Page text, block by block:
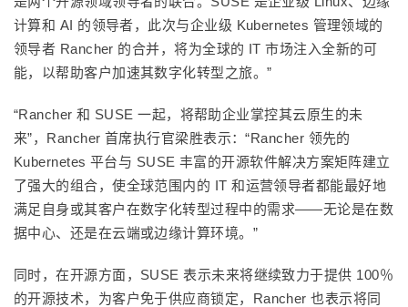
计算和 AI 的领导者，此次与企业级 Kubernetes 管理领域的
领导者 Rancher 的合并，将为全球的 IT 市场注入全新的可
能，以帮助客户加速其数字化转型之旅。”
“Rancher 和 SUSE 一起，将帮助企业掌控其云原生的未
来”，Rancher 首席执行官梁胜表示：“Rancher 领先的
Kubernetes 平台与 SUSE 丰富的开源软件解决方案矩阵建立
了强大的组合，使全球范围内的 IT 和运营领导者都能最好地
满足自身或其客户在数字化转型过程中的需求——无论是在数
据中心、还是在云端或边缘计算环境。”
同时，在开源方面，SUSE 表示未来将继续致力于提供 100％
的开源技术，为客户免于供应商锁定，Rancher 也表示将同